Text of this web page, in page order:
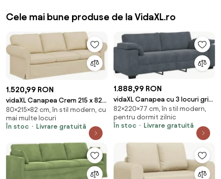
Cele mai bune produse de la VidaXL.ro
1.520,99 RON
vidaXL Canapea Crem 215 x 82 x
80 cm țesătură
80×215×82 cm, în stil modern, cu
mai multe locuri
În stoc
Livrare gratuită
1.888,99 RON
vidaXL Canapea cu 3 locuri gri
închis 220x77x82 cm catifea
82×220×77 cm, în stil modern,
pentru dormit zilnic
În stoc
Livrare gratuită